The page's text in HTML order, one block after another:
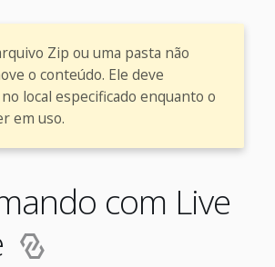
Zip ou uma pasta não
o conteúdo. Ele deve
local especificado enquanto o
em uso.
com Live